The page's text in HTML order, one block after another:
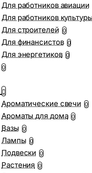
Для работников авиации
Для работников
Для строителей 0
Для финансистов 0
Для энергетиков 0
0
Ароматические свечи 0
Ароматы для дома 0
Вазы 0
Лампы 0
Подвески 0
Растения 0